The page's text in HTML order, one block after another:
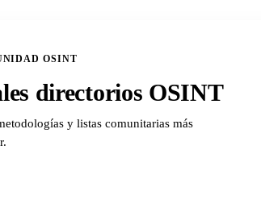
OSINT
directorios OSINT
y listas comunitarias más